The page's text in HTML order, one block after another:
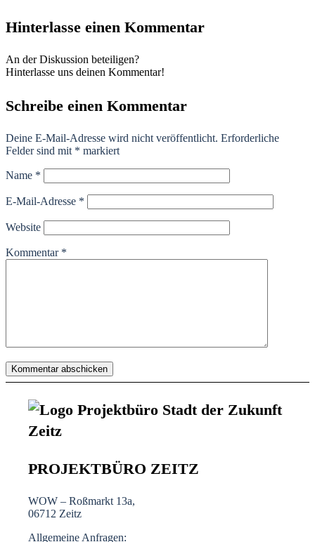
Hinterlasse einen Kommentar
An der Diskussion beteiligen?
Hinterlasse uns deinen Kommentar!
Schreibe einen Kommentar
Deine E-Mail-Adresse wird nicht veröffentlicht. Erforderliche
Felder sind mit * markiert
Name *
E-Mail-Adresse *
Website
Kommentar *
PROJEKTBÜRO ZEITZ
WOW – Roßmarkt 13a,
06712 Zeitz
Allgemeine Anfragen: